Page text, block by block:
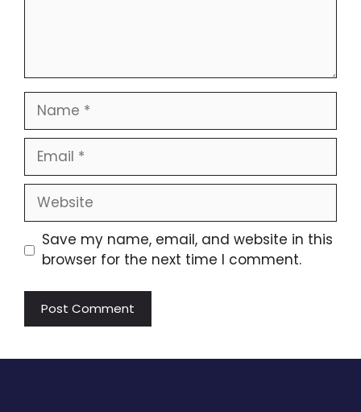
Name
Email
Website
Save my name, email, and website in this
browser for the next time I comment.